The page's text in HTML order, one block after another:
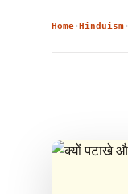
Home›Hinduism›